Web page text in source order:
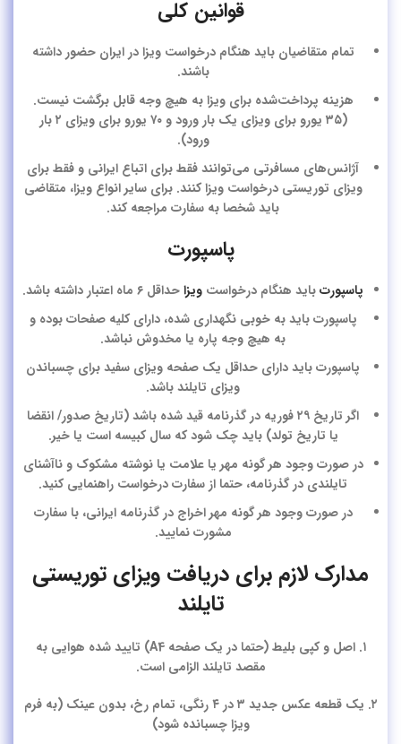
قوانین کلی
تمام متقاضیان باید هنگام درخواست ویزا در ایران حضور داشته
باشند.
هزینه پرداخت‌شده برای ویزا به هیچ وجه قابل برگشت نیست.
(۳۵ یورو برای ویزای یک بار ورود و ۷۰ یورو برای ویزای ۲ بار
ورود).
آژانس‌های مسافرتی می‌توانند فقط برای اتباع ایرانی و فقط برای
ویزای توریستی درخواست ویزا کنند. برای سایر انواع ویزا، متقاضی
باید شخصا به سفارت مراجعه کند.
پاسپورت
پاسپورتباید هنگام درخواست ویزاحداقل ۶ ماه اعتبار داشته باشد.
پاسپورت باید به خوبی نگهداری شده، دارای کلیه صفحات بوده و
به هیچ وجه پاره یا مخدوش نباشد.
پاسپورت باید دارای حداقل یک صفحه ویزای سفید برای چسباندن
ویزای تایلند باشد.
اگر تاریخ ۲۹ فوریه در گذرنامه قید شده باشد (تاریخ صدور/ انقضا
یا تاریخ تولد) باید چک شود که سال کبیسه است یا خیر.
در صورت وجود هر گونه مهر یا علامت یا نوشته مشکوک و ناآشنای
تایلندی در گذرنامه، حتما از سفارت درخواست راهنمایی کنید.
در صورت وجود هر گونه مهر اخراج در گذرنامه ایرانی، با سفارت
مشورت نمایید.
مدارک لازم برای دریافت ویزای توریستی
تایلند
۱. اصل و کپی بلیط (حتما در یک صفحه A4) تایید شده هوایی به
مقصد تایلند الزامی است.
۲. یک قطعه عکس جدید ۳ در ۴ رنگی، تمام رخ، بدون عینک (به فرم
ویزا چسبانده شود)